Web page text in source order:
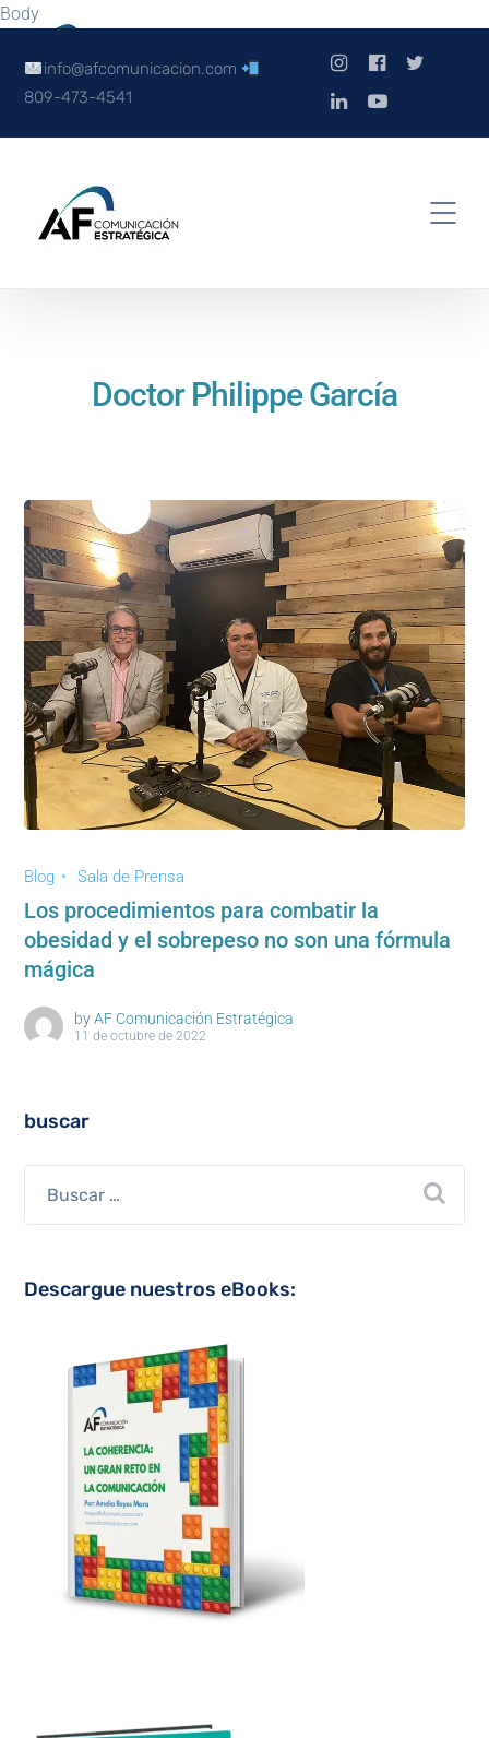
Body
info@afcomunicacion.com
809-473-4541
Doctor Philippe García
Blog Sala de Prensa
Los procedimientos para combatir la
obesidad y el sobrepeso no son una fórmula
mágica
by AF Comunicación Estratégica
11 de octubre de 2022
buscar
Descargue nuestros eBooks: